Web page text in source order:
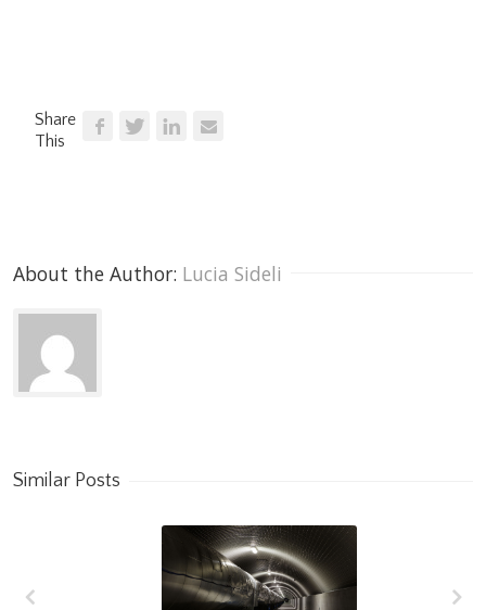
Share
This
About the Author: Lucia Sideli
Similar Posts